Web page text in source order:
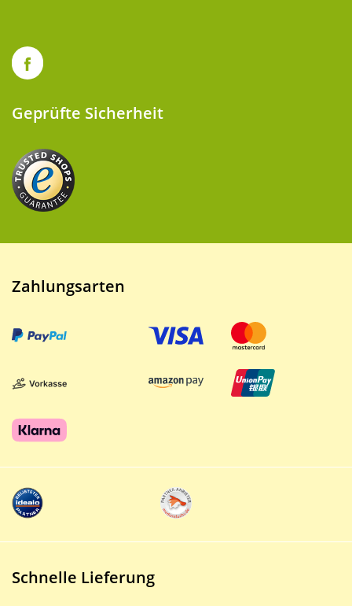
Geprüfte Sicherheit
Zahlungsarten
Schnelle Lieferung